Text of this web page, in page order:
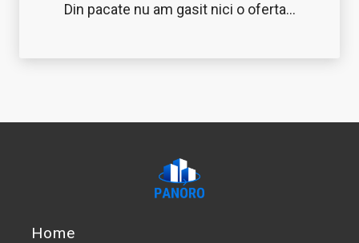
Din pacate nu am gasit nici o oferta...
Home